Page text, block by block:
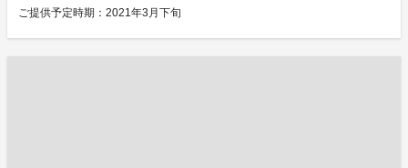
ご提供予定時期：2021年3月下旬